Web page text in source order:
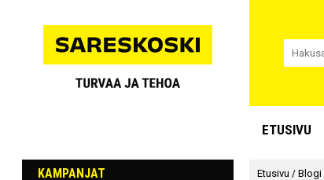
ETUSIVU
KAMPANJAT Etusivu /Blogi